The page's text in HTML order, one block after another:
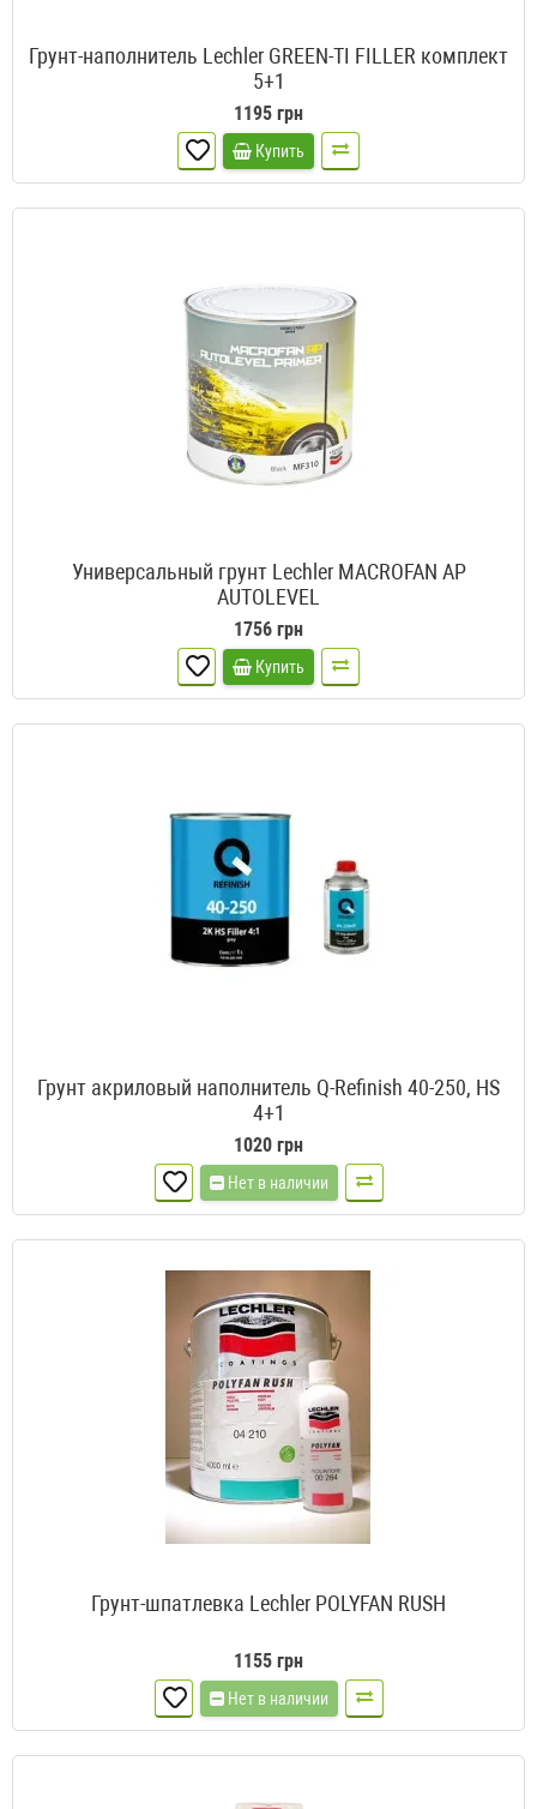
Грунт-наполнитель Lechler GREEN-TI FILLER комплект
5+1
1195 грн
Купить
Универсальный грунт Lechler MACROFAN AP
AUTOLEVEL
1756 грн
Купить
Грунт акриловый наполнитель Q-Refinish 40-250, HS
4+1
1020 грн
Нет в наличии
Грунт-шпатлевка Lechler POLYFAN RUSH
1155 грн
Нет в наличии